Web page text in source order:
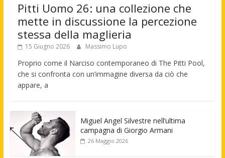
Pitti Uomo 26: una collezione che
mette in discussione la percezione
stessa della maglieria
15 Giugno 2026 Massimo Lupo
Proprio come il Narciso contemporaneo di The Pitti Pool,
che si confronta con un’immagine diversa da ciò che
appare, a
Miguel Angel Silvestre nell’ultima
campagna di Giorgio Armani
26 Maggio 2026